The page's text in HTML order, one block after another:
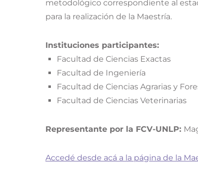
metodológico correspondiente al
para la realización de la Maestría.
Instituciones participantes:
Facultad de Ciencias Exactas
Facultad de Ingeniería
Facultad de Ciencias Agrarias y
Facultad de Ciencias Veterinarias
Representante por la FCV-UNLP:
Accedé desde acá a la página de la